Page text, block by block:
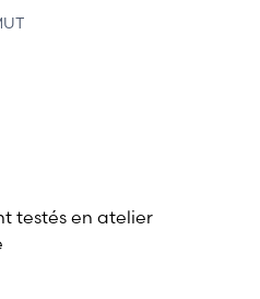
testés en atelier